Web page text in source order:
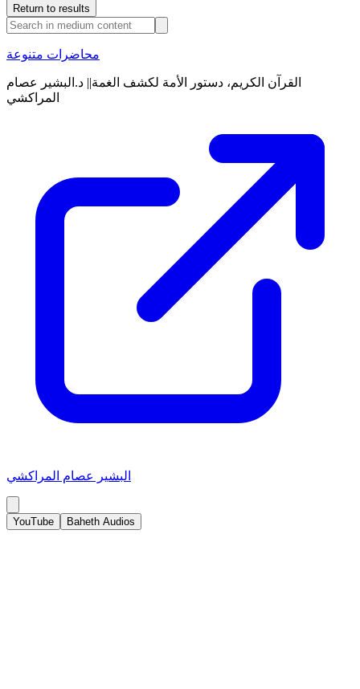
Return to results
محاضرات متنوعة
القرآن الكريم، دستور الأمة لكشف الغمة|| د.البشير عصام
المراكشي
البشير عصام المراكشي
YouTube Baheth Audios